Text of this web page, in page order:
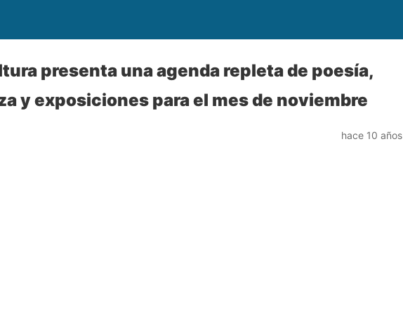
presenta una agenda repleta de poesía,
y exposiciones para el mes de noviembre
hace 10 años